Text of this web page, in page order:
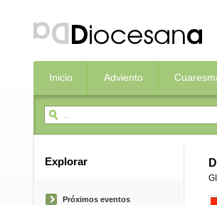
Inicio Adviento
Explorar
Próximos eventos